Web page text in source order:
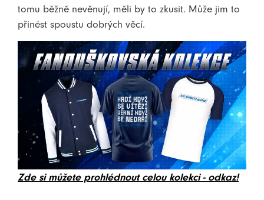
tomu běžně nevěnují, měli by to zkusit. Může jim to
přinést spoustu dobrých věcí.
Zde si můžete prohlédnout celou kolekci - odkaz!